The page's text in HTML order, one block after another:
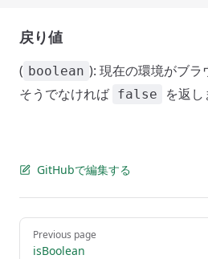
戻り値
( boolean ): 現在の環境がブラ
そうでなければ false を返し
GitHubで編集する
Pager
Previous page
isBoolean